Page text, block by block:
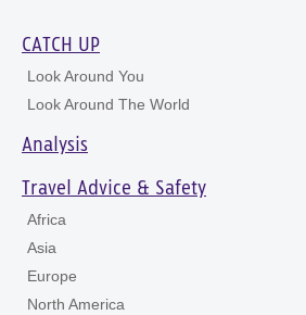
CATCH UP
Look Around You
Look Around The World
Analysis
Travel Advice & Safety
Africa
Asia
Europe
North America